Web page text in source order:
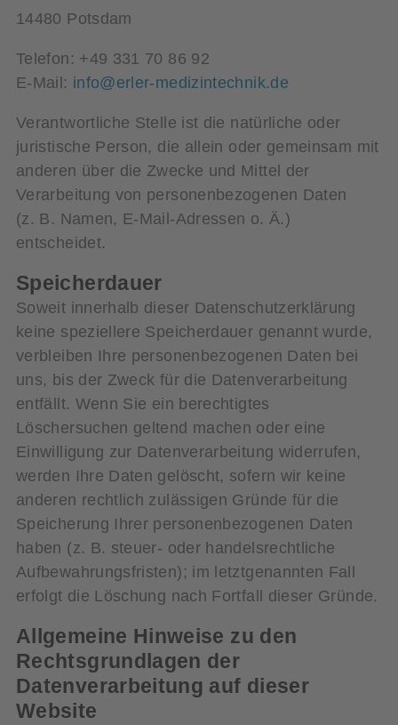
14480 Potsdam
Telefon: +49 331 70 86 92
E-Mail: info@erler-medizintechnik.de
Verantwortliche Stelle ist die natürliche oder
juristische Person, die allein oder gemeinsam mit
anderen über die Zwecke und Mittel der
Verarbeitung von personenbezogenen Daten
(z. B. Namen, E-Mail-Adressen o. Ä.)
entscheidet.
Speicherdauer
Soweit innerhalb dieser Datenschutzerklärung
keine speziellere Speicherdauer genannt wurde,
verbleiben Ihre personenbezogenen Daten bei
uns, bis der Zweck für die Datenverarbeitung
entfällt. Wenn Sie ein berechtigtes
Löschersuchen geltend machen oder eine
Einwilligung zur Datenverarbeitung widerrufen,
werden Ihre Daten gelöscht, sofern wir keine
anderen rechtlich zulässigen Gründe für die
Speicherung Ihrer personenbezogenen Daten
haben (z. B. steuer- oder handelsrechtliche
Aufbewahrungsfristen); im letztgenannten Fall
erfolgt die Löschung nach Fortfall dieser Gründe.
Allgemeine Hinweise zu den
Rechtsgrundlagen der
Datenverarbeitung auf dieser
Website